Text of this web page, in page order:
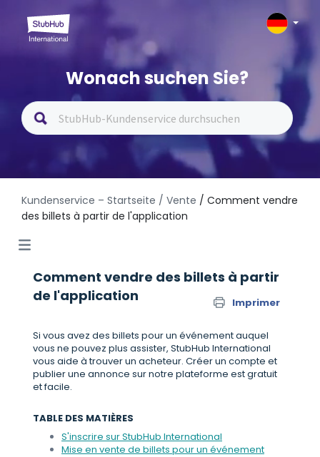
Wonach suchen Sie?
Kundenservice – Startseite / Vente / Comment vendre
des billets à partir de l'application
Comment vendre des billets à partir
de l'application
Imprimer
Si vous avez des billets pour un événement auquel
vous ne pouvez plus assister, StubHub International
vous aide à trouver un acheteur. Créer un compte et
publier une annonce sur notre plateforme est gratuit
et facile.
TABLE DES MATIÈRES
S'inscrire sur StubHub International
Mise en vente de billets pour un événement